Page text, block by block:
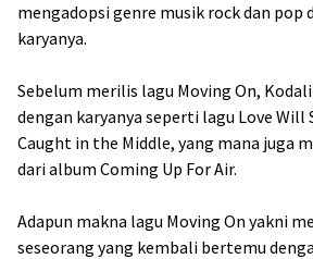
mengadopsi genre musik rock dan pop
karyanya.
Sebelum merilis lagu Moving On,
dengan karyanya seperti lagu Love Will
Caught in the Middle, yang mana juga
dari album Coming Up For Air.
Adapun makna lagu Moving On yakni
seseorang yang kembali bertemu